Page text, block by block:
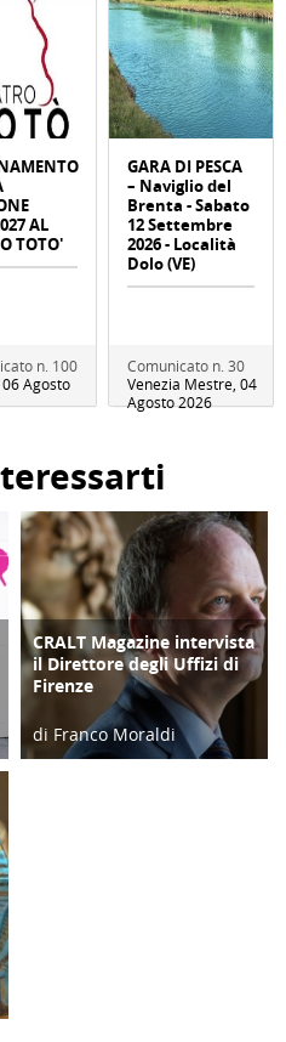
AL
TOTO'
n. 100
Agosto
GARA DI PESCA
– Naviglio del
Brenta - Sabato
12 Settembre
2026 - Località
Dolo (VE)
Comunicato n. 30
Venezia Mestre, 04
Agosto 2026
COPERTINA
CRALT Magazine intervista
il Direttore degli Uffizi di
Firenze
di Franco Moraldi